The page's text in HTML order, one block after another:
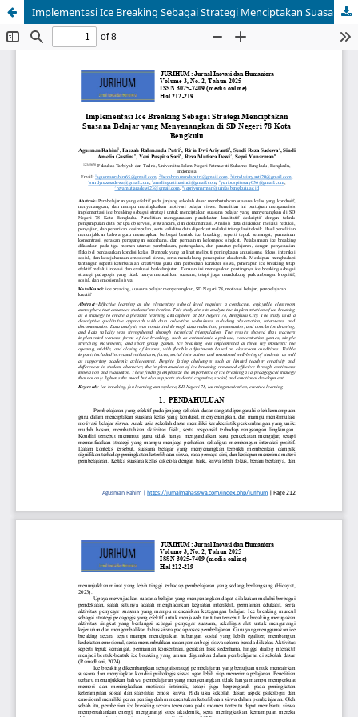
Implementasi Ice Breaking Sebagai Strategi Menciptakan Suasana Belajar yang Menyenangkan di SD Negeri 78 Kota Bengkulu